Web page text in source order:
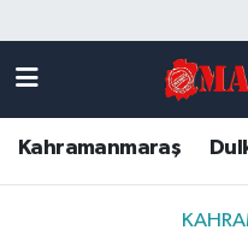
Kahramanmaraş
DULKADİROĞLU
Kahramanmaraş
Kahramanmaraş
Kahramanmaraş